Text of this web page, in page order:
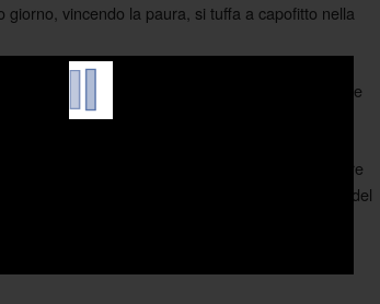
giorno, vincendo la paura, si tuffa a capofitto nella
disk e a mettere continuamente in discussione
ha reso meno acerbe e complesse le nostre
e d’impatto ma molto forte emotivamente quasi del